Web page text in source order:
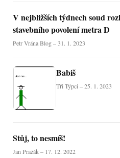
V nejbližších týdnech soud
stavebního povolení metra D
Petr Vrána Blog – 31. 1. 2023
Babiš
Tři Týpci – 25. 1. 2023
Stůj, to nesmíš!
Jan Pražák – 17. 12. 2022